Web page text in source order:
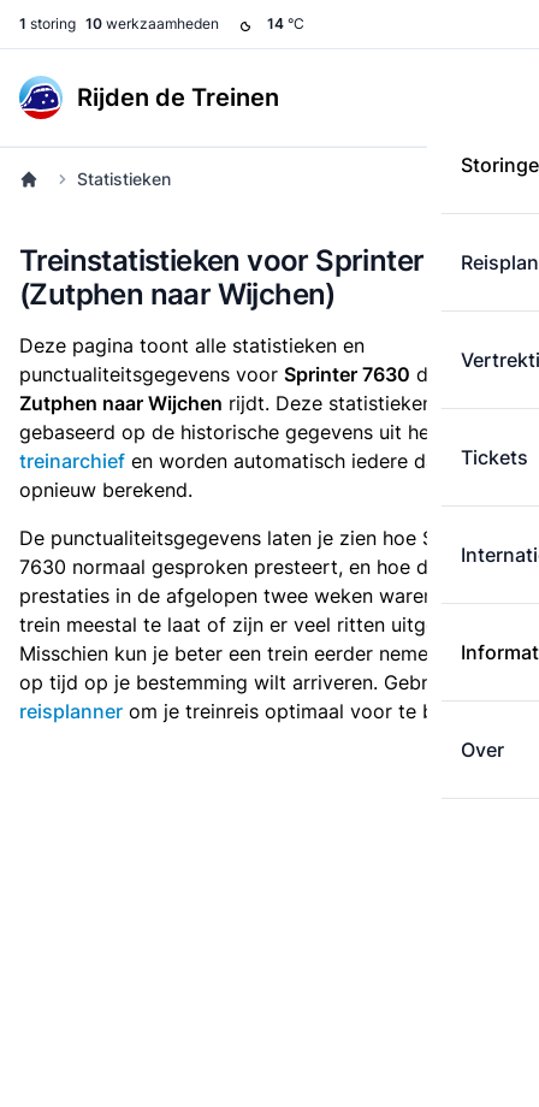
1 storing 10 werkzaamheden 14 °C
Rijden de Treinen
Tickets
Over
Statistieken
Treinstatistieken voor Sprinter 7630
(Zutphen naar Wijchen)
Deze pagina toont alle statistieken en
punctualiteitsgegevens voor Sprinter 7630 die
van
Zutphen naar Wijchen rijdt. Deze statistieken zijn
gebaseerd op de historische gegevens uit het
treinarchief en worden automatisch iedere dag
opnieuw berekend.
De punctualiteitsgegevens laten je zien hoe Sprinter
7630 normaal gesproken presteert, en hoe de
prestaties in de afgelopen twee weken waren. Is deze
trein meestal te laat of zijn er veel ritten uitgevallen?
Misschien kun je beter een trein eerder nemen als je
op tijd op je bestemming wilt arriveren. Gebruik de
reisplanner om je treinreis optimaal voor te bereiden.